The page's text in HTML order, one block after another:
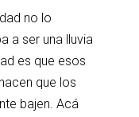
no lo
a ser una lluvia
es que esos
que los
bajen. Acá